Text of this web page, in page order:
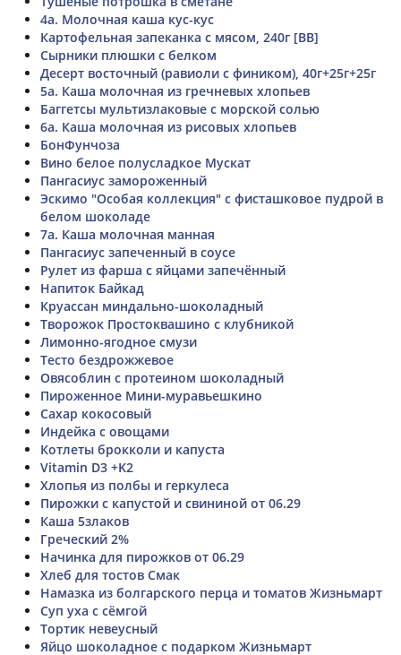
4а. Молочная каша кус-кус
Картофельная запеканка с мясом, 240г [ВВ]
Сырники плюшки с белком
Десерт восточный (равиоли с фиником), 40г+25г+25г
5а. Каша молочная из гречневых хлопьев
Баггетсы мультизлаковые с морской солью
6а. Каша молочная из рисовых хлопьев
БонФунчоза
Вино белое полусладкое Мускат
Пангасиус замороженный
Эскимо "Особая коллекция" с фисташковое пудрой в
белом шоколаде
7а. Каша молочная манная
Пангасиус запеченный в соусе
Рулет из фарша с яйцами запечённый
Напиток Байкад
Круассан миндально-шоколадный
Творожок Простоквашино с клубникой
Лимонно-ягодное смузи
Тесто бездрожжевое
Овясоблин с протеином шоколадный
Пироженное Мини-муравьешкино
Сахар кокосовый
Индейка с овощами
Котлеты брокколи и капуста
Vitamin D3 +K2
Хлопья из полбы и геркулеса
Пирожки с капустой и свининой от 06.29
Каша 5злаков
Греческий 2%
Начинка для пирожков от 06.29
Хлеб для тостов Смак
Намазка из болгарского перца и томатов Жизньмарт
Суп уха с сёмгой
Тортик невеусный
Яйцо шоколадное с подарком Жизньмарт